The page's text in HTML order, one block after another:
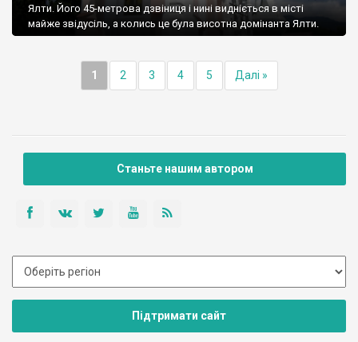
Ялти. Його 45-метрова дзвіниця і нині видніється в місті
майже звідусіль, а колись це була висотна домінанта Ялти.
1 2 3 4 5 Далі »
Станьте нашим автором
Підтримати сайт